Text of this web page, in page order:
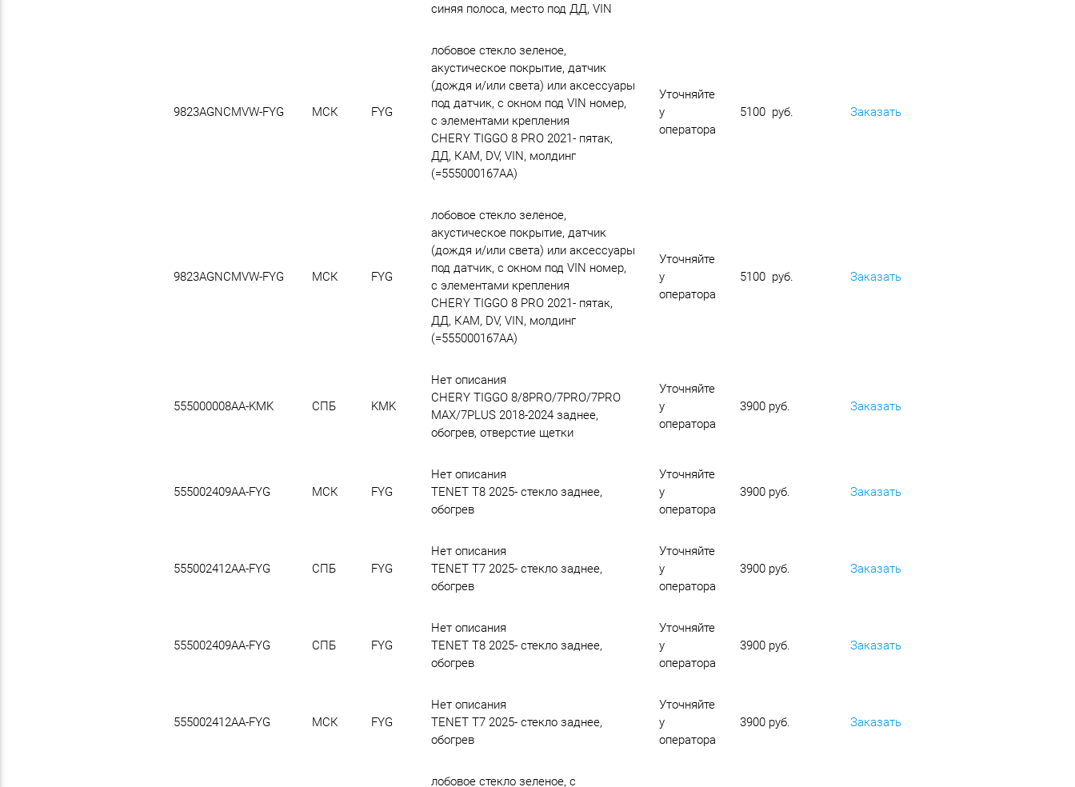
синяя полоса, место под ДД, VIN
9823AGNCMVW-FYG МСК FYG
лобовое стекло зеленое,
акустическое покрытие, датчик
(дождя и/или света) или аксессуары
под датчик, с окном под VIN номер,
с элементами крепления
CHERY TIGGO 8 PRO 2021- пятак,
ДД, КАМ, DV, VIN, молдинг
(=555000167AA)
Уточняйте
у
оператора
5100 руб. Заказать
9823AGNCMVW-FYG МСК FYG
лобовое стекло зеленое,
акустическое покрытие, датчик
(дождя и/или света) или аксессуары
под датчик, с окном под VIN номер,
с элементами крепления
CHERY TIGGO 8 PRO 2021- пятак,
ДД, КАМ, DV, VIN, молдинг
(=555000167AA)
Уточняйте
у
оператора
5100 руб. Заказать
555000008AA-KMK СПБ KMK
Нет описания
CHERY TIGGO 8/8PRO/7PRO/7PRO
MAX/7PLUS 2018-2024 заднее,
обогрев, отверстие щетки
Уточняйте
у
оператора
3900 руб. Заказать
555002409AA-FYG МСК FYG
Нет описания
TENET T8 2025- стекло заднее,
обогрев
Уточняйте
у
оператора
3900 руб. Заказать
555002412AA-FYG СПБ FYG
Нет описания
TENET T7 2025- стекло заднее,
обогрев
Уточняйте
у
оператора
3900 руб. Заказать
555002409AA-FYG СПБ FYG
Нет описания
TENET T8 2025- стекло заднее,
обогрев
Уточняйте
у
оператора
3900 руб. Заказать
555002412AA-FYG МСК FYG
Нет описания
TENET T7 2025- стекло заднее,
обогрев
Уточняйте
у
оператора
3900 руб. Заказать
лобовое стекло зеленое, с